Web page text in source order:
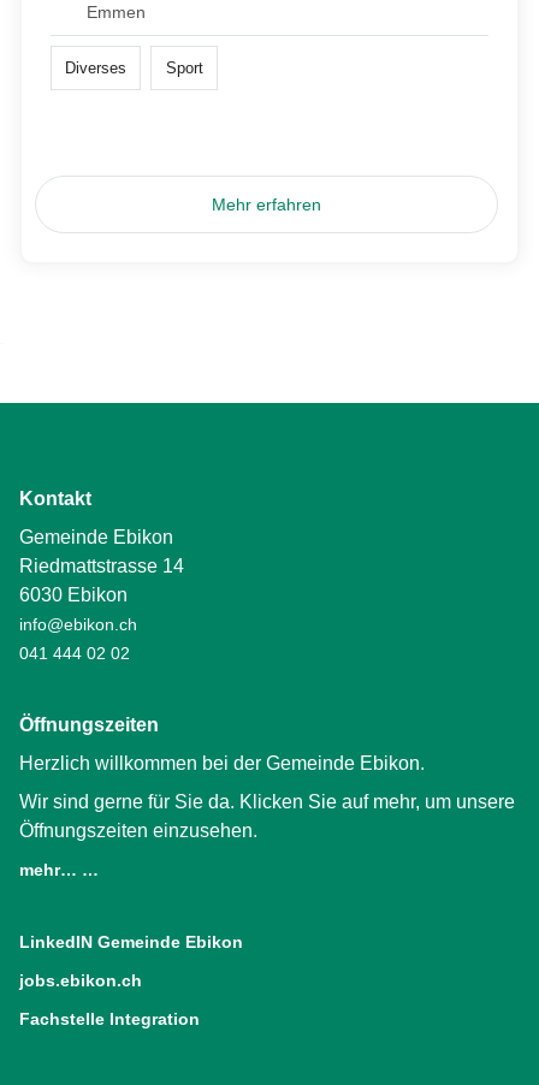
Emmen
Diverses Sport
Mehr erfahren
Kontakt
Gemeinde Ebikon
Riedmattstrasse 14
6030 Ebikon
info@ebikon.ch
041 444 02 02
Öffnungszeiten
Herzlich willkommen bei der Gemeinde Ebikon.
Wir sind gerne für Sie da. Klicken Sie auf mehr, um unsere
Öffnungszeiten einzusehen.
mehr… …
LinkedIN Gemeinde Ebikon
jobs.ebikon.ch
Fachstelle Integration